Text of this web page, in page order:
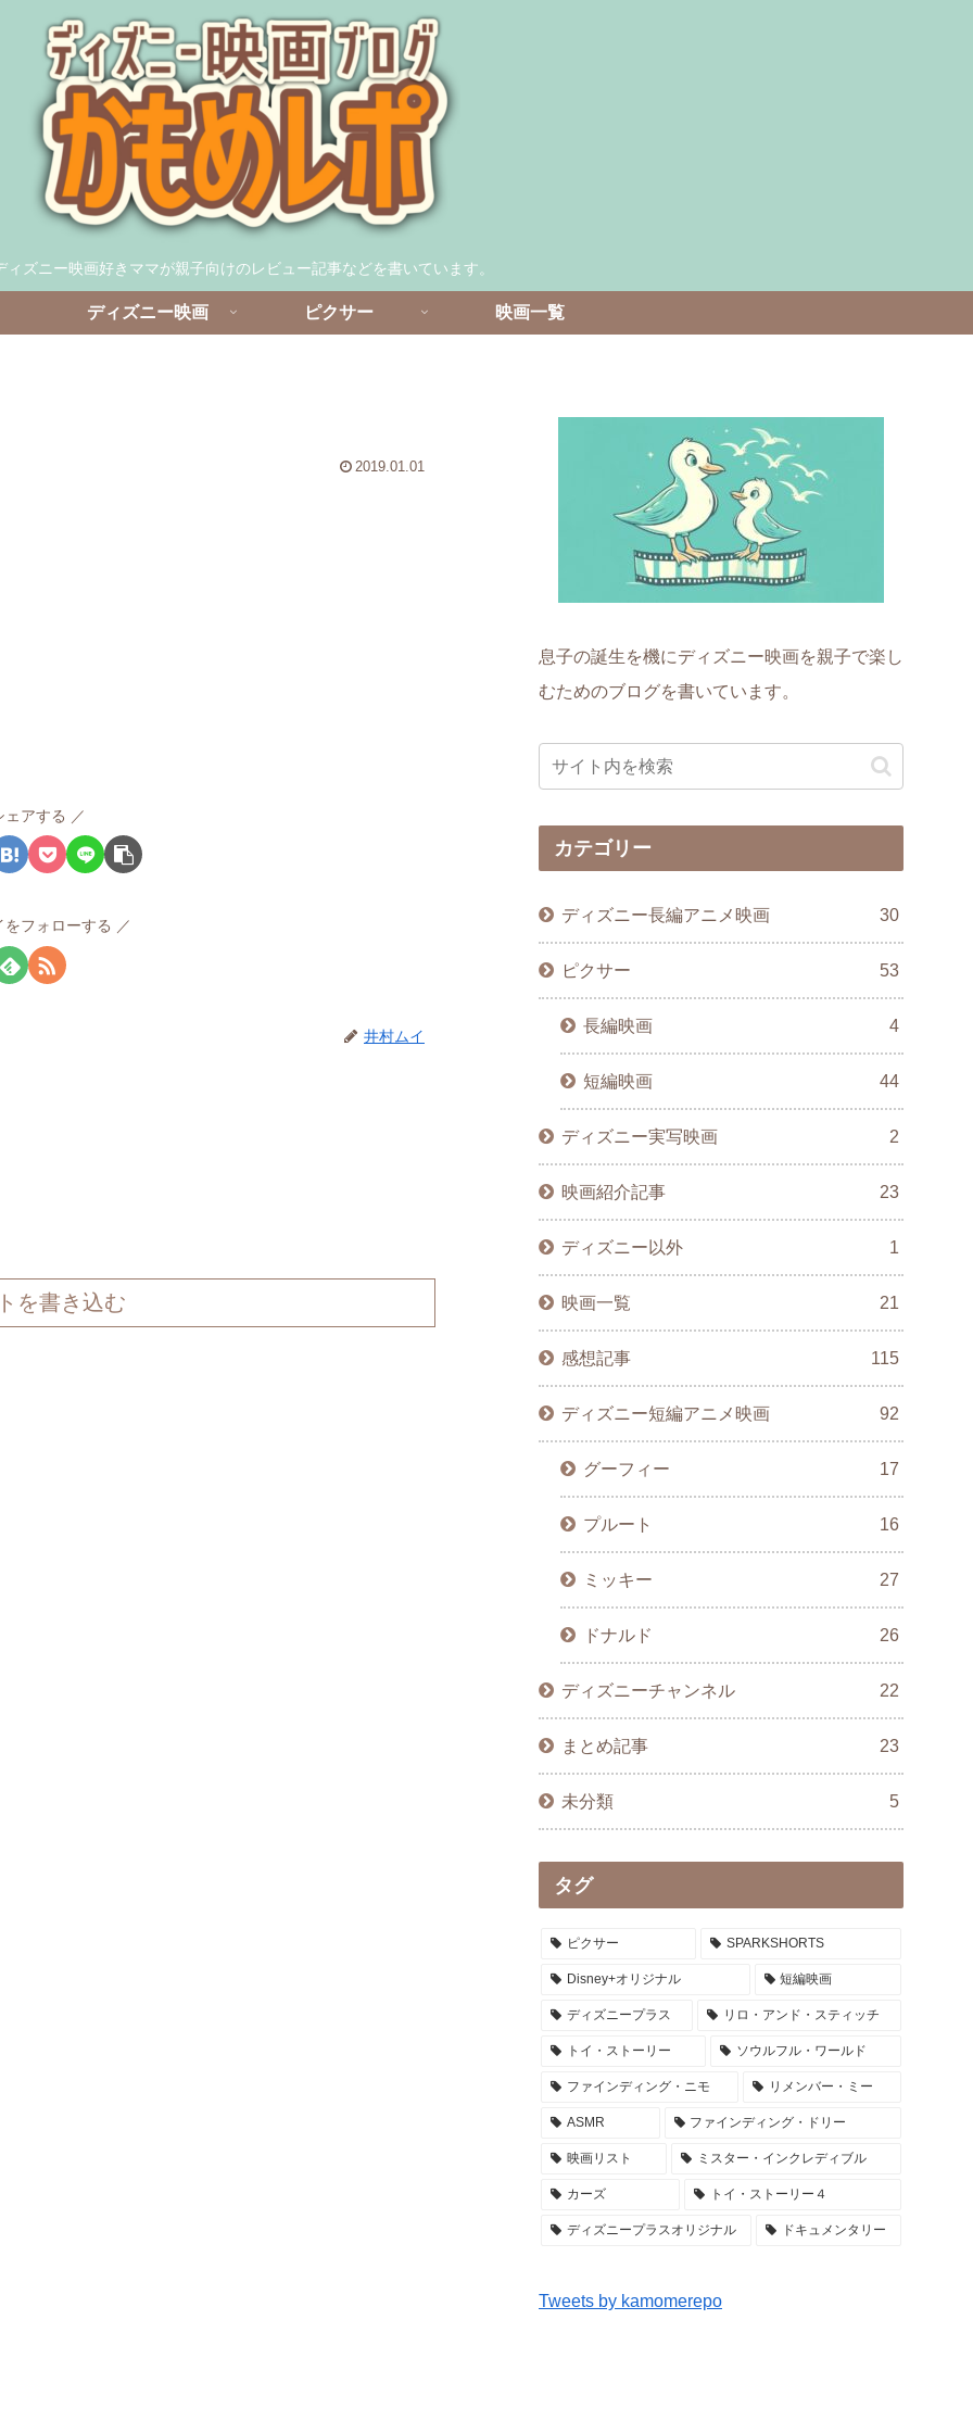
ィズニー映画好きママが親子向けのレビュー記事などを書いています。
ディズニー映画 ピクサー 映画一覧
2019.01.01
ェアする
をフォローする
井村ムイ
を書き込む
息子の誕生を機にディズニー映画を親子で楽し
むためのブログを書いています。
カテゴリー
ディズニー長編アニメ映画 30
ピクサー 53
長編映画 4
短編映画 44
ディズニー実写映画 2
映画紹介記事 23
ディズニー以外 1
映画一覧 21
感想記事 115
ディズニー短編アニメ映画 92
グーフィー 17
プルート 16
ミッキー 27
ドナルド 26
ディズニーチャンネル 22
まとめ記事 23
未分類 5
タグ
ピクサー SPARKSHORTS
Disney+オリジナル 短編映画
ディズニープラス リロ・アンド・スティッチ
トイ・ストーリー ソウルフル・ワールド
ファインディング・ニモ リメンバー・ミー
ASMR ファインディング・ドリー
映画リスト ミスター・インクレディブル
カーズ トイ・ストーリー４
ディズニープラスオリジナル ドキュメンタリー
Tweets by kamomerepo